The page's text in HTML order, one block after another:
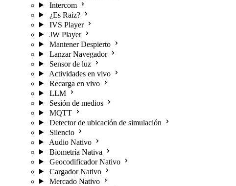
Intercom
¿Es Raíz?
IVS Player
JW Player
Mantener Despierto
Lanzar Navegador
Sensor de luz
Actividades en vivo
Recarga en vivo
LLM
Sesión de medios
MQTT
Detector de ubicación de simulación
Silencio
Audio Nativo
Biometría Nativa
Geocodificador Nativo
Cargador Nativo
Mercado Nativo